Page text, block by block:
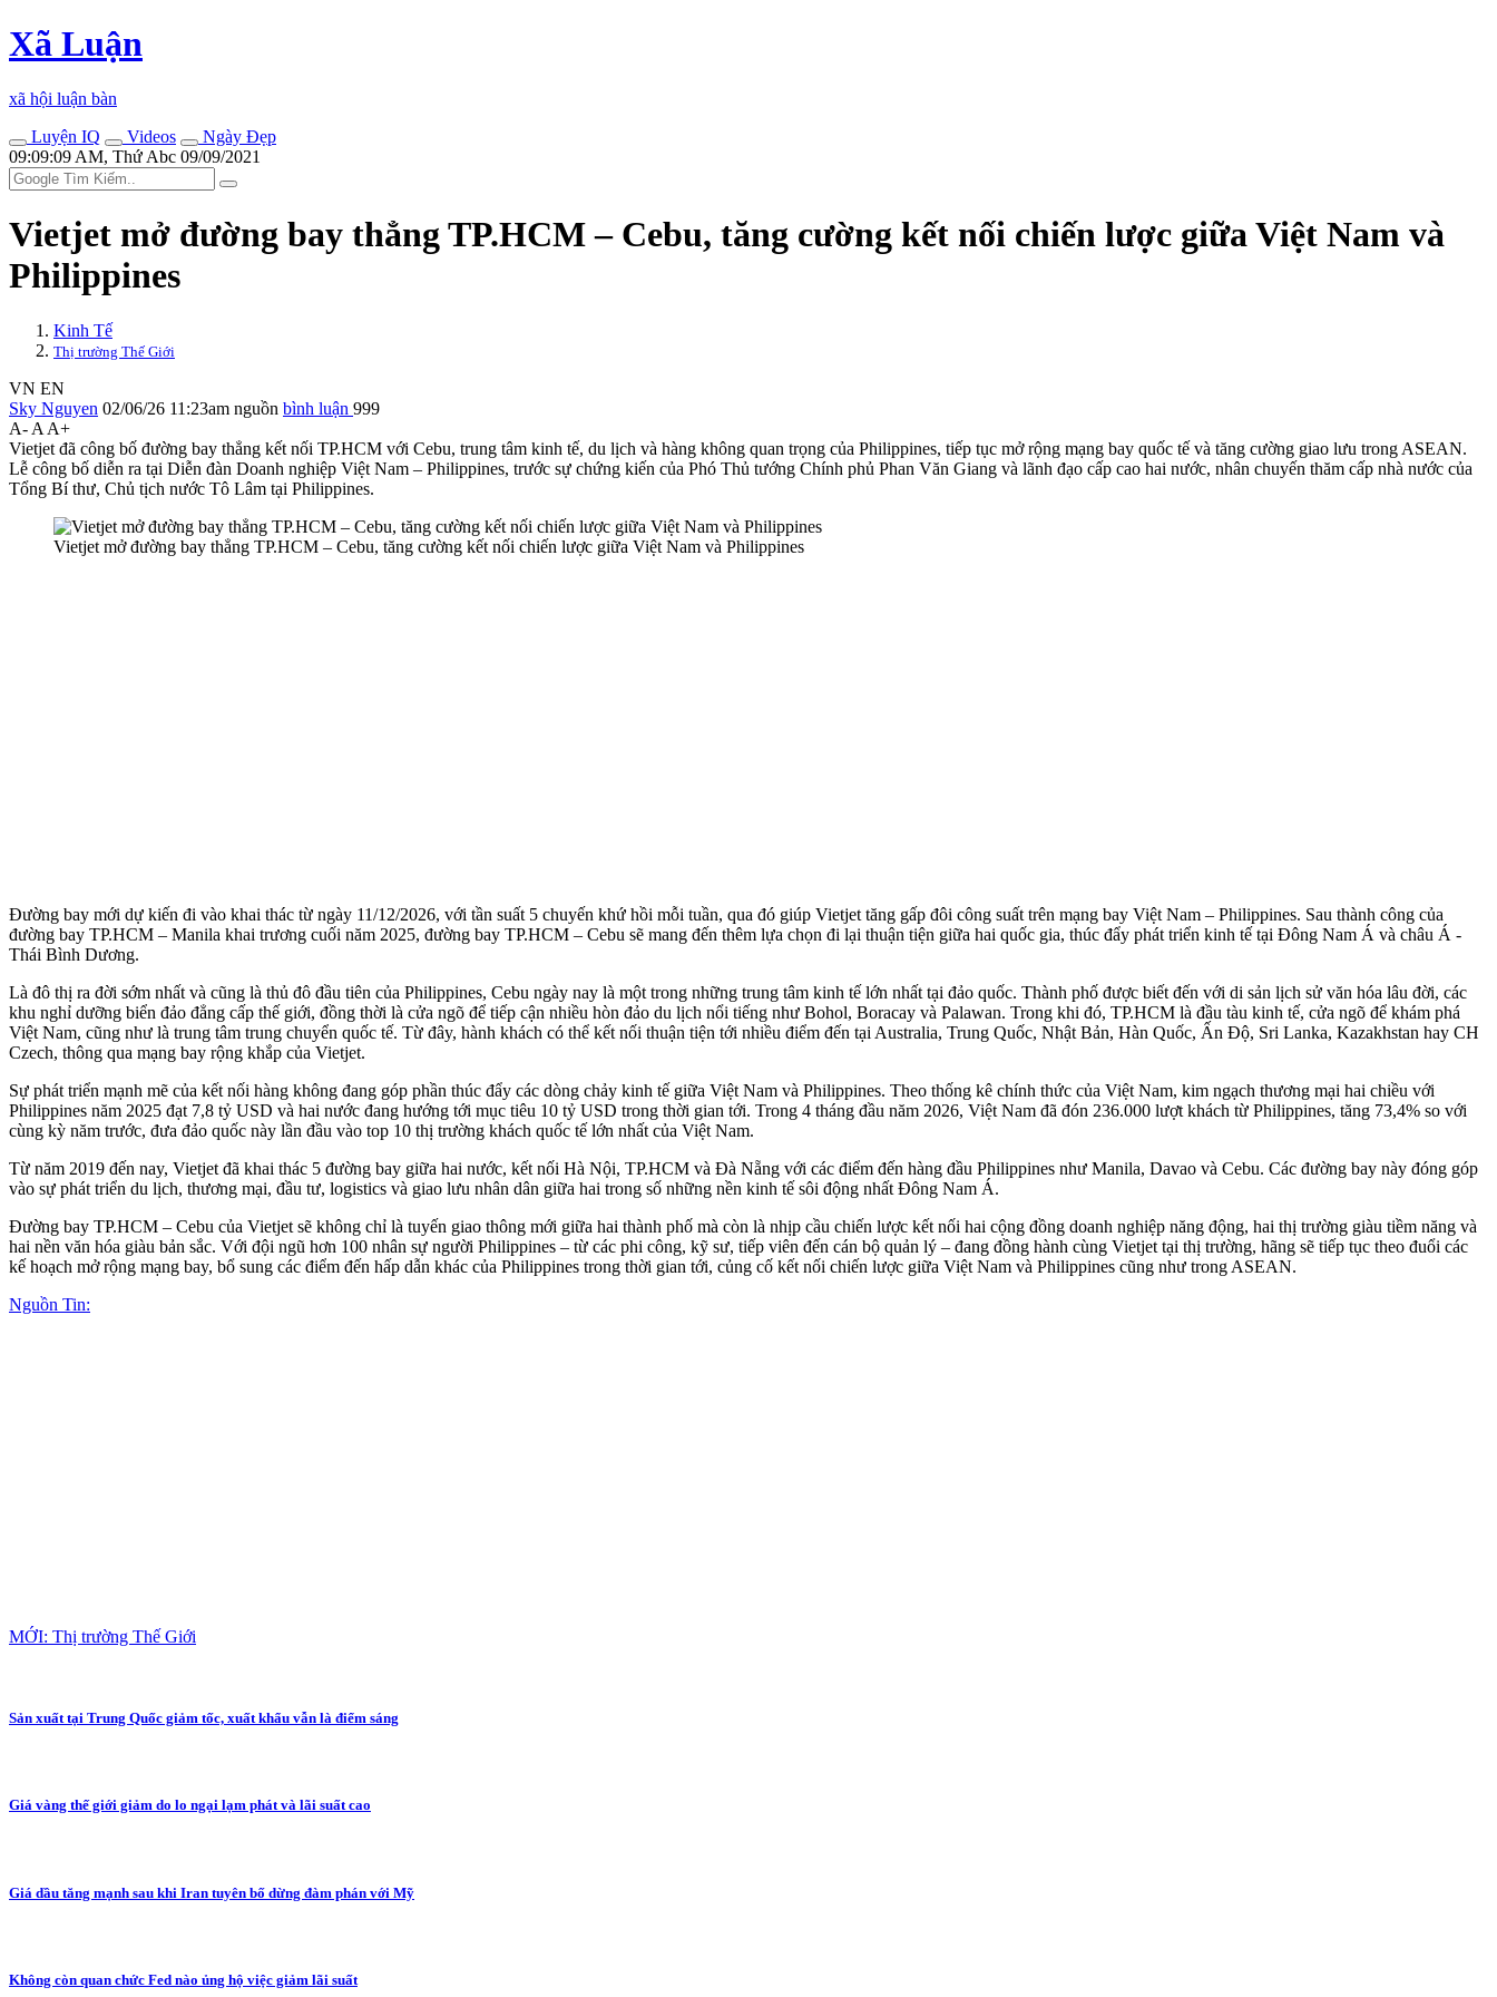
Xã Luận
xã hội luận bàn
Luyện IQ
Videos
Ngày Đẹp
09:09:09 AM, Thứ Abc 09/09/2021
Vietjet mở đường bay thẳng TP.HCM – Cebu, tăng cường kết nối chiến lược giữa Việt Nam và
Philippines
Kinh Tế
Thị trường Thế Giới
VN EN
Sky Nguyen 02/06/26 11:23am nguồn bình luận 999
A- A A+
Vietjet đã công bố đường bay thẳng kết nối TP.HCM với Cebu, trung tâm kinh tế, du lịch và hàng không quan trọng của Philippines, tiếp tục mở rộng mạng bay quốc tế và tăng cường giao lưu trong ASEAN.
Lễ công bố diễn ra tại Diễn đàn Doanh nghiệp Việt Nam – Philippines, trước sự chứng kiến của Phó Thủ tướng Chính phủ Phan Văn Giang và lãnh đạo cấp cao hai nước, nhân chuyến thăm cấp nhà nước của
Tổng Bí thư, Chủ tịch nước Tô Lâm tại Philippines.
Vietjet mở đường bay thẳng TP.HCM – Cebu, tăng cường kết nối chiến lược giữa Việt Nam và Philippines
Đường bay mới dự kiến đi vào khai thác từ ngày 11/12/2026, với tần suất 5 chuyến khứ hồi mỗi tuần, qua đó giúp Vietjet tăng gấp đôi công suất trên mạng bay Việt Nam – Philippines. Sau thành công của
đường bay TP.HCM – Manila khai trương cuối năm 2025, đường bay TP.HCM – Cebu sẽ mang đến thêm lựa chọn đi lại thuận tiện giữa hai quốc gia, thúc đẩy phát triển kinh tế tại Đông Nam Á và châu Á -
Thái Bình Dương.
Là đô thị ra đời sớm nhất và cũng là thủ đô đầu tiên của Philippines, Cebu ngày nay là một trong những trung tâm kinh tế lớn nhất tại đảo quốc. Thành phố được biết đến với di sản lịch sử văn hóa lâu đời, các
khu nghỉ dưỡng biển đảo đẳng cấp thế giới, đồng thời là cửa ngõ để tiếp cận nhiều hòn đảo du lịch nổi tiếng như Bohol, Boracay và Palawan. Trong khi đó, TP.HCM là đầu tàu kinh tế, cửa ngõ để khám phá
Việt Nam, cũng như là trung tâm trung chuyển quốc tế. Từ đây, hành khách có thể kết nối thuận tiện tới nhiều điểm đến tại Australia, Trung Quốc, Nhật Bản, Hàn Quốc, Ấn Độ, Sri Lanka, Kazakhstan hay CH
Czech, thông qua mạng bay rộng khắp của Vietjet.
Sự phát triển mạnh mẽ của kết nối hàng không đang góp phần thúc đẩy các dòng chảy kinh tế giữa Việt Nam và Philippines. Theo thống kê chính thức của Việt Nam, kim ngạch thương mại hai chiều với
Philippines năm 2025 đạt 7,8 tỷ USD và hai nước đang hướng tới mục tiêu 10 tỷ USD trong thời gian tới. Trong 4 tháng đầu năm 2026, Việt Nam đã đón 236.000 lượt khách từ Philippines, tăng 73,4% so với
cùng kỳ năm trước, đưa đảo quốc này lần đầu vào top 10 thị trường khách quốc tế lớn nhất của Việt Nam.
Từ năm 2019 đến nay, Vietjet đã khai thác 5 đường bay giữa hai nước, kết nối Hà Nội, TP.HCM và Đà Nẵng với các điểm đến hàng đầu Philippines như Manila, Davao và Cebu. Các đường bay này đóng góp
vào sự phát triển du lịch, thương mại, đầu tư, logistics và giao lưu nhân dân giữa hai trong số những nền kinh tế sôi động nhất Đông Nam Á.
Đường bay TP.HCM – Cebu của Vietjet sẽ không chỉ là tuyến giao thông mới giữa hai thành phố mà còn là nhịp cầu chiến lược kết nối hai cộng đồng doanh nghiệp năng động, hai thị trường giàu tiềm năng và
hai nền văn hóa giàu bản sắc. Với đội ngũ hơn 100 nhân sự người Philippines – từ các phi công, kỹ sư, tiế‌p viê‌n đến cán bộ quản lý – đang đồng hành cùng Vietjet tại thị trường, hãng sẽ tiếp tục theo đuổi các
kế hoạch mở rộng mạng bay, bổ sung các điểm đến hấp dẫn khác của Philippines trong thời gian tới, củng cố kết nối chiến lược giữa Việt Nam và Philippines cũng như trong ASEAN.
Nguồn Tin:
MỚI: Thị trường Thế Giới
Sản xuất tại Trung Quốc giảm tốc, xuất khẩu vẫn là điểm sáng
Giá vàng thế giới giảm do lo ngại lạm phát và lãi suất cao
Giá dầu tăng mạnh sau khi Iran tuyên bố dừng đàm phán với Mỹ
Không còn quan chức Fed nào ủng hộ việc giảm lãi suất